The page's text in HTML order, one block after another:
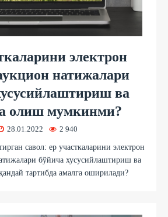
электрон
натижалари
ва
олиш мумкинми?
28.01.2022 2 940
савол: ер участкаларини электрон
бўйича хусусийлаштириш ва
тартибда амалга оширилади?